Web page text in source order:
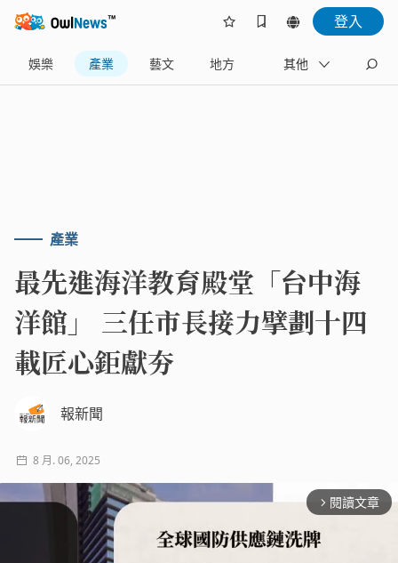
登入
娛樂 產業 藝文 地方 名家
其他
產業
最先進海洋教育殿堂「台中海
洋館」 三任市長接力擘劃十四
載匠心鉅獻夯
報新聞
8 月. 06, 2025
arrow_forward_ios 閱讀文章